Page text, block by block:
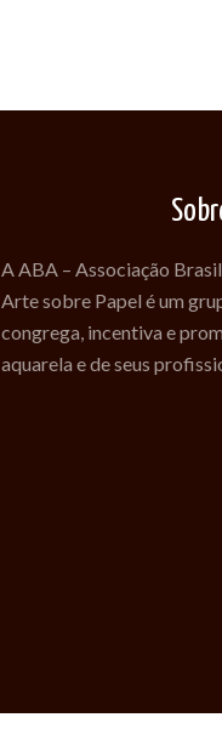
A ABA – Associação
Arte sobre Papel é um
congrega, incentiva e
aquarela e de seus